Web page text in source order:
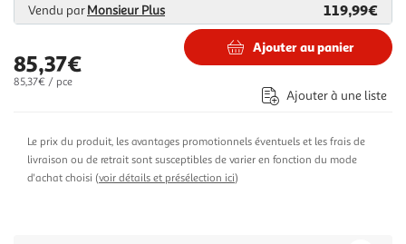
Vendu parMonsieur Plus 119,99€
85,37€
85,37€ / pce
Ajouter au panier
Ajouter à une liste
Le prix du produit, les avantages promotionnels éventuels et les frais de
livraison ou de retrait sont susceptibles de varier en fonction du mode
d'achat choisi (voir détails et présélection ici)